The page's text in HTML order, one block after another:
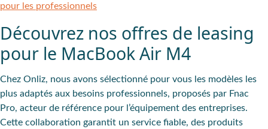
pour les professionnels
Découvrez nos offres de leasing
pour le MacBook Air M4
Chez Onliz, nous avons sélectionné pour vous les modèles les
plus adaptés aux besoins professionnels, proposés par Fnac
Pro, acteur de référence pour l’équipement des entreprises.
Cette collaboration garantit un service fiable, des produits